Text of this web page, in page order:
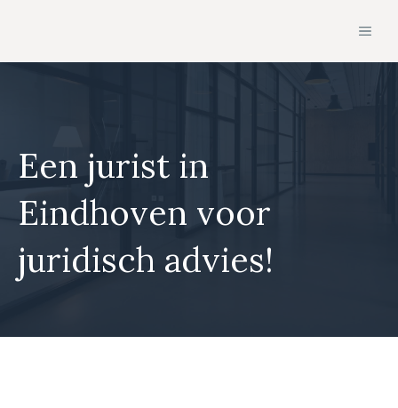
de
Een jurist in
Eindhoven voor
juridisch advies!